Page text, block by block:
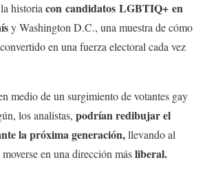
historia con candidatos LGBTIQ+ en
y Washington D.C., una muestra de cómo
en una fuerza electoral cada vez
medio de un surgimiento de votantes gay
los analistas, podrían redibujar el
la próxima generación,llevando al
en una dirección másliberal.